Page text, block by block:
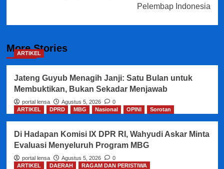
Pelembap Indonesia
More Stories
ARTIKEL
Jateng Guyub Menagih Janji: Satu Bulan untuk
Membuktikan, Bukan Sekadar Menjawab
portal lensa Agustus 5, 2026
0
ARTIKEL
DPRD MBG Nasional OPINI Sorotan
Di Hadapan Komisi IX DPR RI, Wahyudi Askar Minta
Evaluasi Menyeluruh Program MBG
portal lensa Agustus 5, 2026
0
ARTIKEL
DAERAH RAGAM DAN PERISTIWA